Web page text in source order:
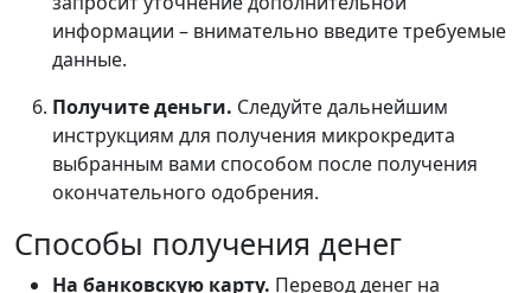
информации – внимательно введите требуемые
данные.
Получите деньги. Следуйте дальнейшим
инструкциям для получения микрокредита
выбранным вами способом после получения
окончательного одобрения.
Способы получения денег
На банковскую карту. Перевод денег на